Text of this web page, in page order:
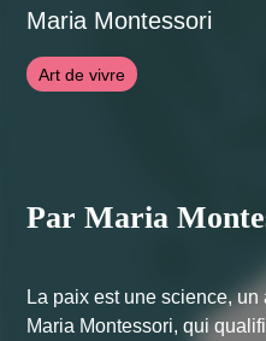
Maria Montessori
Art de vivre
Par Maria
La paix est une science,
Maria Montessori, qui